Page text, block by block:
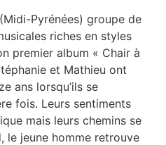
Pyrénées) groupe de
riches en styles
premier album « Chair à
et Mathieu ont
ans lorsqu’ils se
fois. Leurs sentiments
mais leurs chemins se
le jeune homme retrouve